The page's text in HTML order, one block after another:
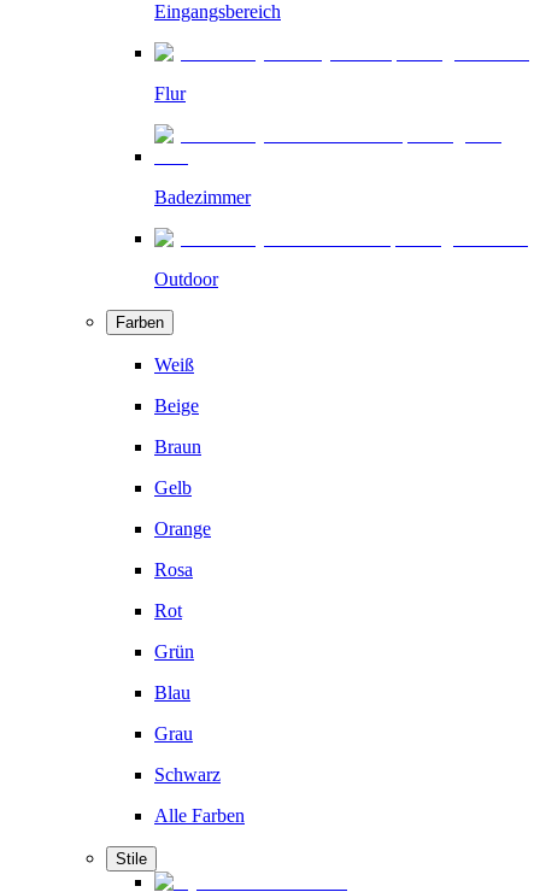
Eingangsbereich
Flur
Badezimmer
Outdoor
Farben
Weiß
Beige
Braun
Gelb
Orange
Rosa
Rot
Grün
Blau
Grau
Schwarz
Alle Farben
Stile